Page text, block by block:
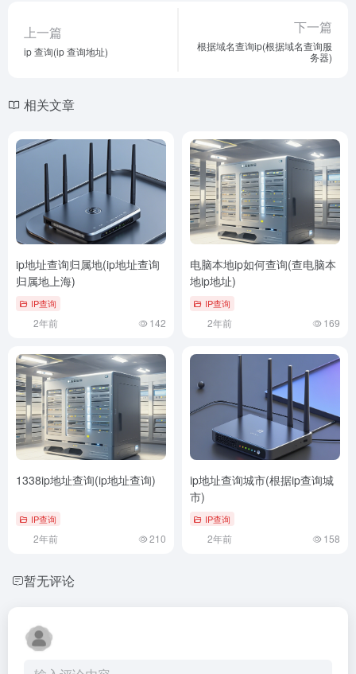
上一篇
ip 查询(ip 查询地址)
下一篇
根据域名查询ip(根据域名查询服
务器)
相关文章
ip地址查询归属地(ip地址查询
归属地上海)
IP查询
2年前 142
电脑本地ip如何查询(查电脑本
地ip地址)
IP查询
2年前 169
1338ip地址查询(ip地址查询)
IP查询
2年前 210
ip地址查询城市(根据ip查询城
市)
IP查询
2年前 158
暂无评论